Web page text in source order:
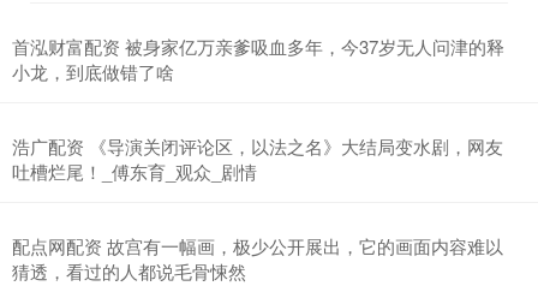
首泓财富配资 被身家亿万亲爹吸血多年，今37岁无人问津的释
小龙，到底做错了啥
浩广配资 《导演关闭评论区，以法之名》大结局变水剧，网友
吐槽烂尾！_傅东育_观众_剧情
配点网配资 故宫有一幅画，极少公开展出，它的画面内容难以
猜透，看过的人都说毛骨悚然